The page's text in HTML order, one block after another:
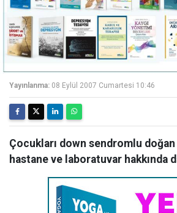
Yayınlanma: 08 Eylül 2007 Cumartesi 10:46
Çocukları down sendromlu
hastane ve laboratuvar hakkında